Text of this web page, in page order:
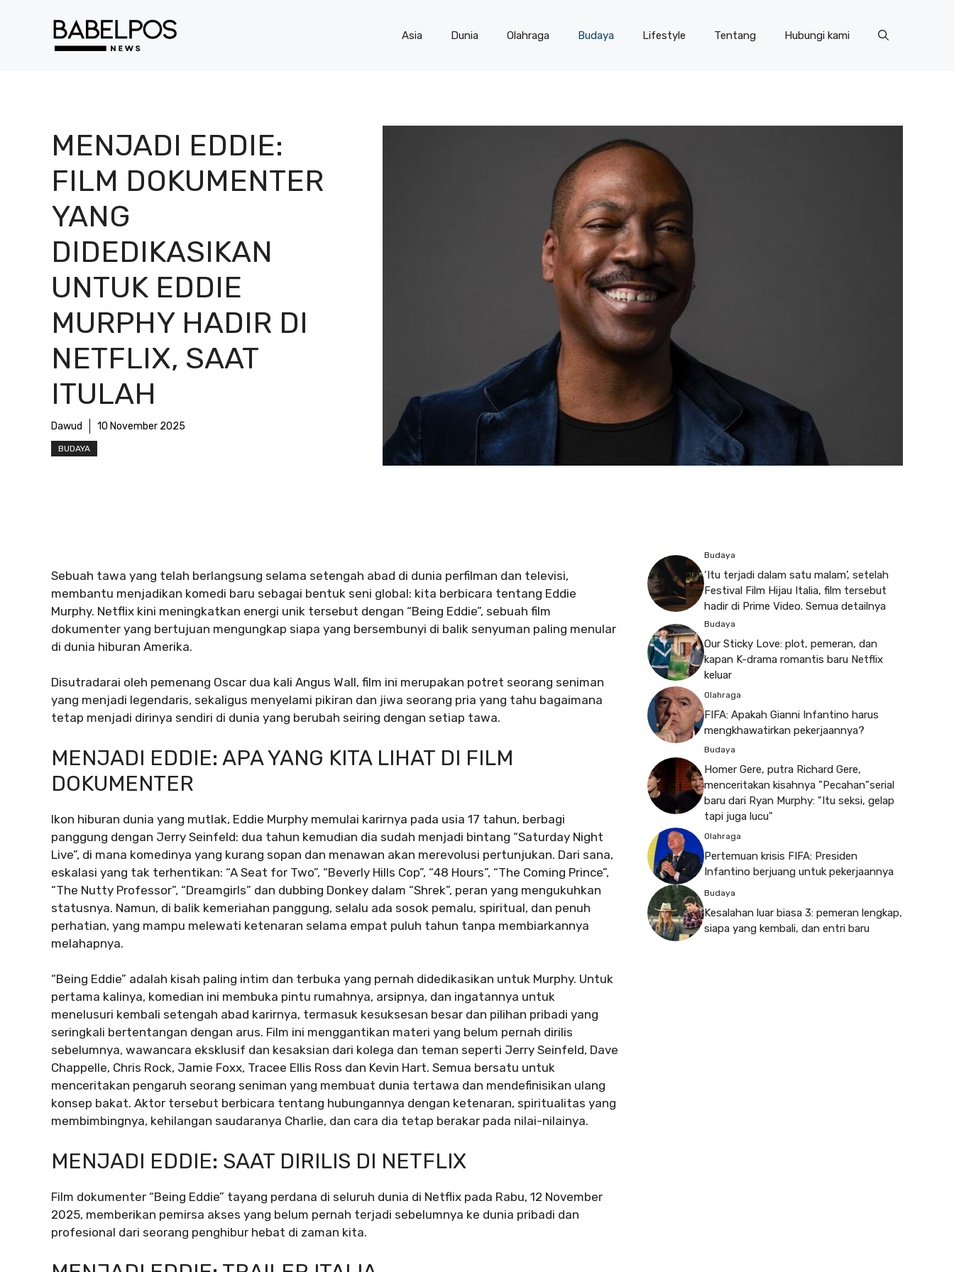
Asia Dunia Olahraga Budaya Lifestyle Tentang Hubungi kami
MENJADI EDDIE:
FILM DOKUMENTER
YANG
DIDEDIKASIKAN
UNTUK EDDIE
MURPHY HADIR DI
NETFLIX, SAAT
ITULAH
Dawud 10 November 2025
BUDAYA
Sebuah tawa yang telah berlangsung selama setengah abad di dunia perfilman dan televisi,
membantu menjadikan komedi baru sebagai bentuk seni global: kita berbicara tentang Eddie
Murphy. Netflix kini meningkatkan energi unik tersebut dengan “Being Eddie”, sebuah film
dokumenter yang bertujuan mengungkap siapa yang bersembunyi di balik senyuman paling menular
di dunia hiburan Amerika.
Disutradarai oleh pemenang Oscar dua kali Angus Wall, film ini merupakan potret seorang seniman
yang menjadi legendaris, sekaligus menyelami pikiran dan jiwa seorang pria yang tahu bagaimana
tetap menjadi dirinya sendiri di dunia yang berubah seiring dengan setiap tawa.
MENJADI EDDIE: APA YANG KITA LIHAT DI FILM
DOKUMENTER
Ikon hiburan dunia yang mutlak, Eddie Murphy memulai karirnya pada usia 17 tahun, berbagi
panggung dengan Jerry Seinfeld: dua tahun kemudian dia sudah menjadi bintang “Saturday Night
Live”, di mana komedinya yang kurang sopan dan menawan akan merevolusi pertunjukan. Dari sana,
eskalasi yang tak terhentikan: “A Seat for Two”, “Beverly Hills Cop”, “48 Hours”, “The Coming Prince”,
“The Nutty Professor”, “Dreamgirls” dan dubbing Donkey dalam “Shrek”, peran yang mengukuhkan
statusnya. Namun, di balik kemeriahan panggung, selalu ada sosok pemalu, spiritual, dan penuh
perhatian, yang mampu melewati ketenaran selama empat puluh tahun tanpa membiarkannya
melahapnya.
“Being Eddie” adalah kisah paling intim dan terbuka yang pernah didedikasikan untuk Murphy. Untuk
pertama kalinya, komedian ini membuka pintu rumahnya, arsipnya, dan ingatannya untuk
menelusuri kembali setengah abad karirnya, termasuk kesuksesan besar dan pilihan pribadi yang
seringkali bertentangan dengan arus. Film ini menggantikan materi yang belum pernah dirilis
sebelumnya, wawancara eksklusif dan kesaksian dari kolega dan teman seperti Jerry Seinfeld, Dave
Chappelle, Chris Rock, Jamie Foxx, Tracee Ellis Ross dan Kevin Hart. Semua bersatu untuk
menceritakan pengaruh seorang seniman yang membuat dunia tertawa dan mendefinisikan ulang
konsep bakat. Aktor tersebut berbicara tentang hubungannya dengan ketenaran, spiritualitas yang
membimbingnya, kehilangan saudaranya Charlie, dan cara dia tetap berakar pada nilai-nilainya.
MENJADI EDDIE: SAAT DIRILIS DI NETFLIX
Film dokumenter “Being Eddie” tayang perdana di seluruh dunia di Netflix pada Rabu, 12 November
2025, memberikan pemirsa akses yang belum pernah terjadi sebelumnya ke dunia pribadi dan
profesional dari seorang penghibur hebat di zaman kita.
Budaya
‘Itu terjadi dalam satu malam’, setelah
Festival Film Hijau Italia, film tersebut
hadir di Prime Video. Semua detailnya
Budaya
Our Sticky Love: plot, pemeran, dan
kapan K-drama romantis baru Netflix
keluar
Olahraga
FIFA: Apakah Gianni Infantino harus
mengkhawatirkan pekerjaannya?
Budaya
Homer Gere, putra Richard Gere,
menceritakan kisahnya "Pecahan"serial
baru dari Ryan Murphy: "Itu seksi, gelap
tapi juga lucu"
Olahraga
Pertemuan krisis FIFA: Presiden
Infantino berjuang untuk pekerjaannya
Budaya
Kesalahan luar biasa 3: pemeran lengkap,
siapa yang kembali, dan entri baru